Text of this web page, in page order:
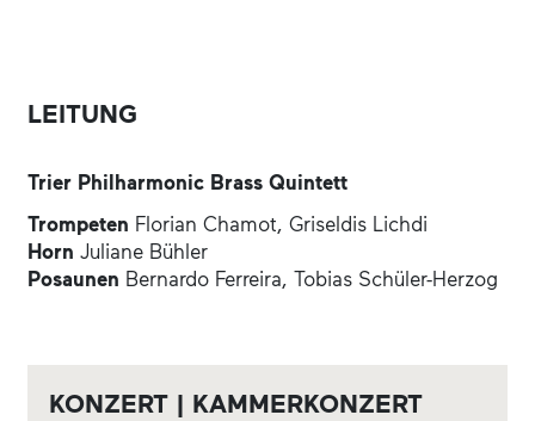
LEITUNG
Trier Philharmonic Brass Quintett
Trompeten Florian Chamot, Griseldis Lichdi
Horn Juliane Bühler
Posaunen Bernardo Ferreira, Tobias Schüler-Herzog
KONZERT | KAMMERKONZERT